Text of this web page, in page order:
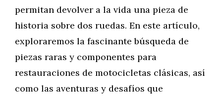
permitan devolver a la vida una pieza de
historia sobre dos ruedas. En este artículo,
exploraremos la fascinante búsqueda de
piezas raras y componentes para
restauraciones de motocicletas clásicas, así
como las aventuras y desafíos que